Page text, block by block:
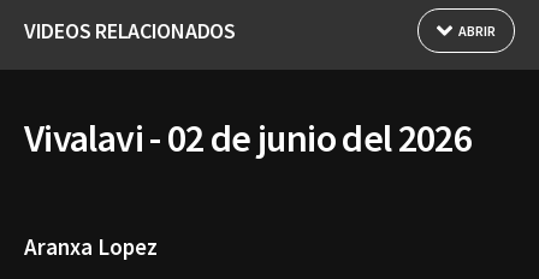
VIDEOS RELACIONADOS ABRIR
Vivalavi - 02 de junio del 2026
Aranxa Lopez